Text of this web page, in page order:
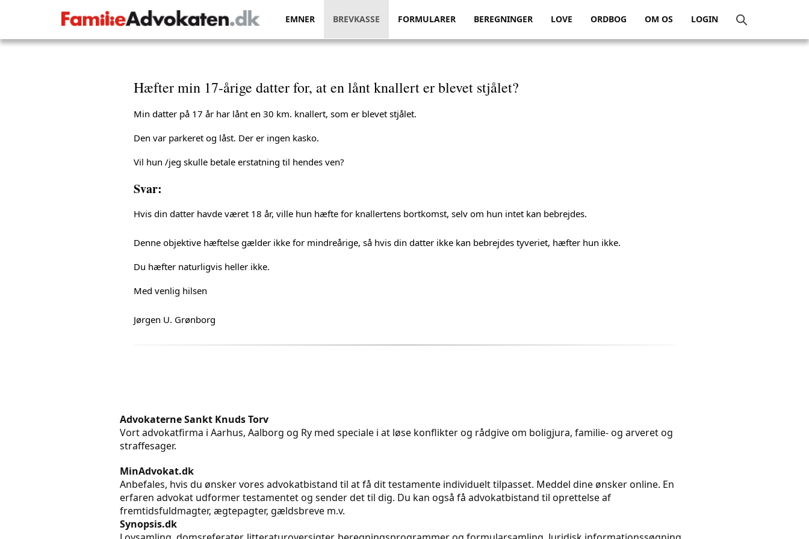
EMNER BREVKASSE FORMULARER BEREGNINGER LOVE ORDBOG OM OS LOGIN
Hæfter min 17-årige datter for, at en lånt knallert er blevet stjålet?
Min datter på 17 år har lånt en 30 km. knallert, som er blevet stjålet.
Den var parkeret og låst. Der er ingen kasko.
Vil hun /jeg skulle betale erstatning til hendes ven?
Svar:
Hvis din datter havde været 18 år, ville hun hæfte for knallertens bortkomst, selv om hun intet kan bebrejdes.
Denne objektive hæftelse gælder ikke for mindreårige, så hvis din datter ikke kan bebrejdes tyveriet, hæfter hun ikke.
Du hæfter naturligvis heller ikke.
Med venlig hilsen
Jørgen U. Grønborg
Advokaterne Sankt Knuds Torv
Vort advokatfirma i Aarhus, Aalborg og Ry med speciale i at løse konflikter og rådgive om boligjura, familie- og arveret og
straffesager.
MinAdvokat.dk
Anbefales, hvis du ønsker vores advokatbistand til at få dit testamente individuelt tilpasset. Meddel dine ønsker online. En
erfaren advokat udformer testamentet og sender det til dig. Du kan også få advokatbistand til oprettelse af
fremtidsfuldmagter, ægtepagter, gældsbreve m.v.
Synopsis.dk